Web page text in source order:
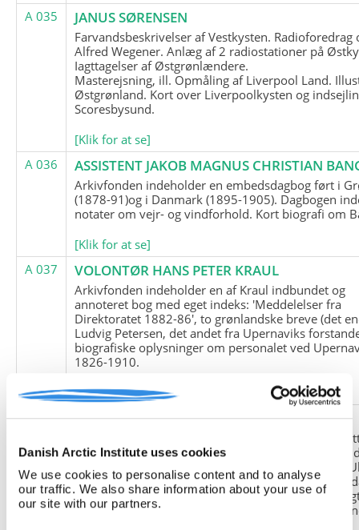
Danish Arctic Institute uses cookies
We use cookies to personalise content and to analyse
our traffic. We also share information about your use of
our site with our partners.
A 035
JANUS SØRENSEN
Farvandsbeskrivelser af Vestkysten. Radioforedrag
Alfred Wegener. Anlæg af 2 radiostationer på
Iagttagelser af Østgrønlændere.
Masterejsning, ill. Opmåling af Liverpool Land.
Østgrønland. Kort over Liverpoolkysten og
Scoresbysund.
[Klik for at se]
A 036
ASSISTENT JAKOB MAGNUS CHRISTIAN
Arkivfonden indeholder en embedsdagbog ført i
(1878-91)og i Danmark (1895-1905). Dagbogen
notater om vejr- og vindforhold. Kort biografi om
[Klik for at se]
A 037
VOLONTØR HANS PETER KRAUL
Arkivfonden indeholder en af Kraul indbundet og
annoteret bog med eget indeks: 'Meddelelser fra
Direktoratet 1882-86', to grønlandske breve (det
Ludvig Petersen, det andet fra Upernaviks
biografiske oplysninger om personalet ved
1826-1910.
[Klik for at se]
A 038
FRIEDRICH LITTMANN
Denne arkivfond indeholder en kopi af Friedrich
upublicerede erindringer. Originalen befinder sig i
tyske historiker Franz Selingers privatarkiv i byen
Tyskland. Friedrich Littmann var en af de tyske
der var med i vejrstationen "Holzauge" i Hansa
Nordøstgrønland under Anden Verdenskrig.